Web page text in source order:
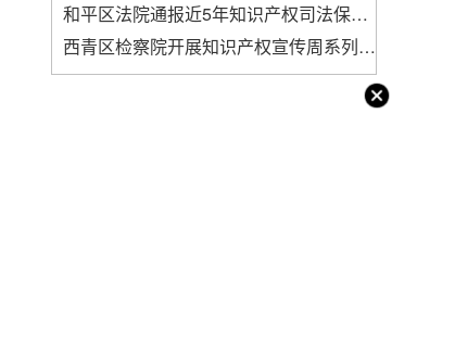
和平区法院通报近5年知识产权司法保护情况-世界实时
西青区检察院开展知识产权宣传周系列活动